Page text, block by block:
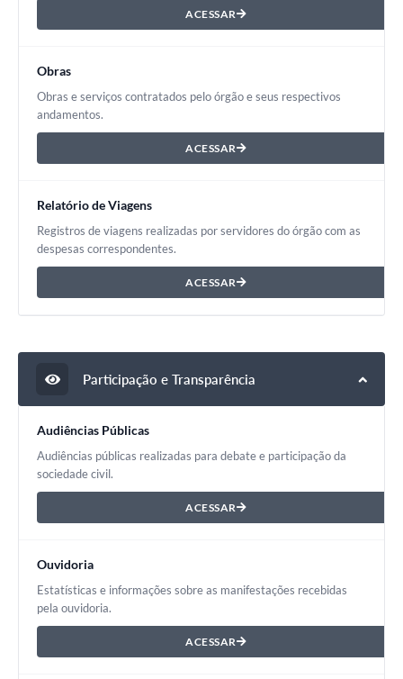
ACESSAR
Obras
Obras e serviços contratados pelo órgão e seus respectivos
andamentos.
ACESSAR
Relatório de Viagens
Registros de viagens realizadas por servidores do órgão com as
despesas correspondentes.
ACESSAR
Participação e Transparência
Audiências Públicas
Audiências públicas realizadas para debate e participação da
sociedade civil.
ACESSAR
Ouvidoria
Estatísticas e informações sobre as manifestações recebidas
pela ouvidoria.
ACESSAR